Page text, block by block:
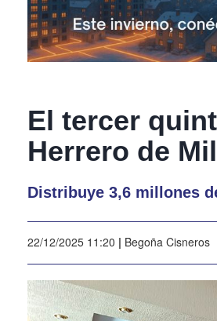
El tercer
Herrero de
Distribuye 3,6 millones
22/12/2025 11:20 | Begoña Cisneros